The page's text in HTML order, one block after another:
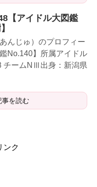
【アイドル大図鑑
んじゅ）のプロフィー
No.140】所属アイドル
チームNⅢ出身：新潟県
事を読む
ンク